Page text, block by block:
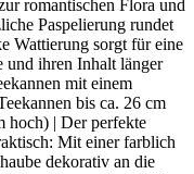
romantischen Flora und
Paspelierung rundet
Wattierung sorgt für eine
und ihren Inhalt länger
mit einem
bis ca. 26 cm
hoch) | Der perfekte
Mit einer farblich
dekorativ an die